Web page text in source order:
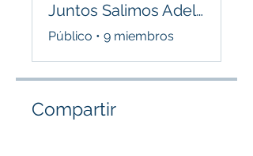
Juntos Salimos Adelante
Público • 9 miembros
Compartir